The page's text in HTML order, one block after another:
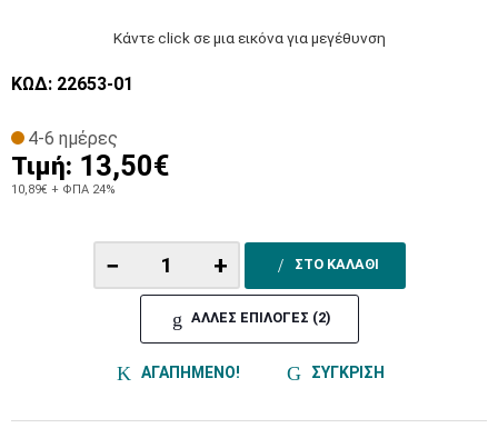
Κάντε click σε μια εικόνα για μεγέθυνση
ΚΩΔ: 22653-01
4-6 ημέρες
Τιμή: 13,50€
10,89€ + ΦΠΑ 24%
− + ΣΤΟ ΚΑΛΑΘΙ
ΑΛΛΕΣ ΕΠΙΛΟΓΕΣ (2)
ΑΓΑΠΗΜΕΝΟ! ΣΥΓΚΡΙΣΗ